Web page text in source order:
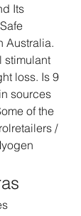
Its
Australia.
stimulant
loss. Is 9
sources
of the
/